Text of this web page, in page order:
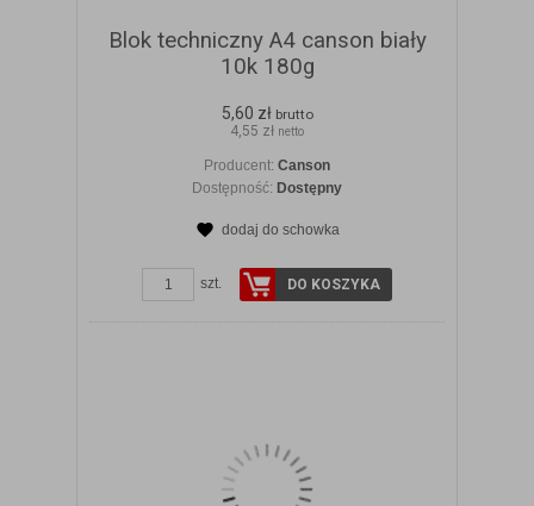
Blok techniczny A4 canson biały
10k 180g
5,60 zł brutto
4,55 zł netto
Producent: Canson
Dostępność: Dostępny
dodaj do schowka
szt. DO KOSZYKA